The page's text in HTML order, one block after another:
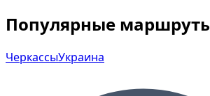
Популярные
ЧеркассыУкраина